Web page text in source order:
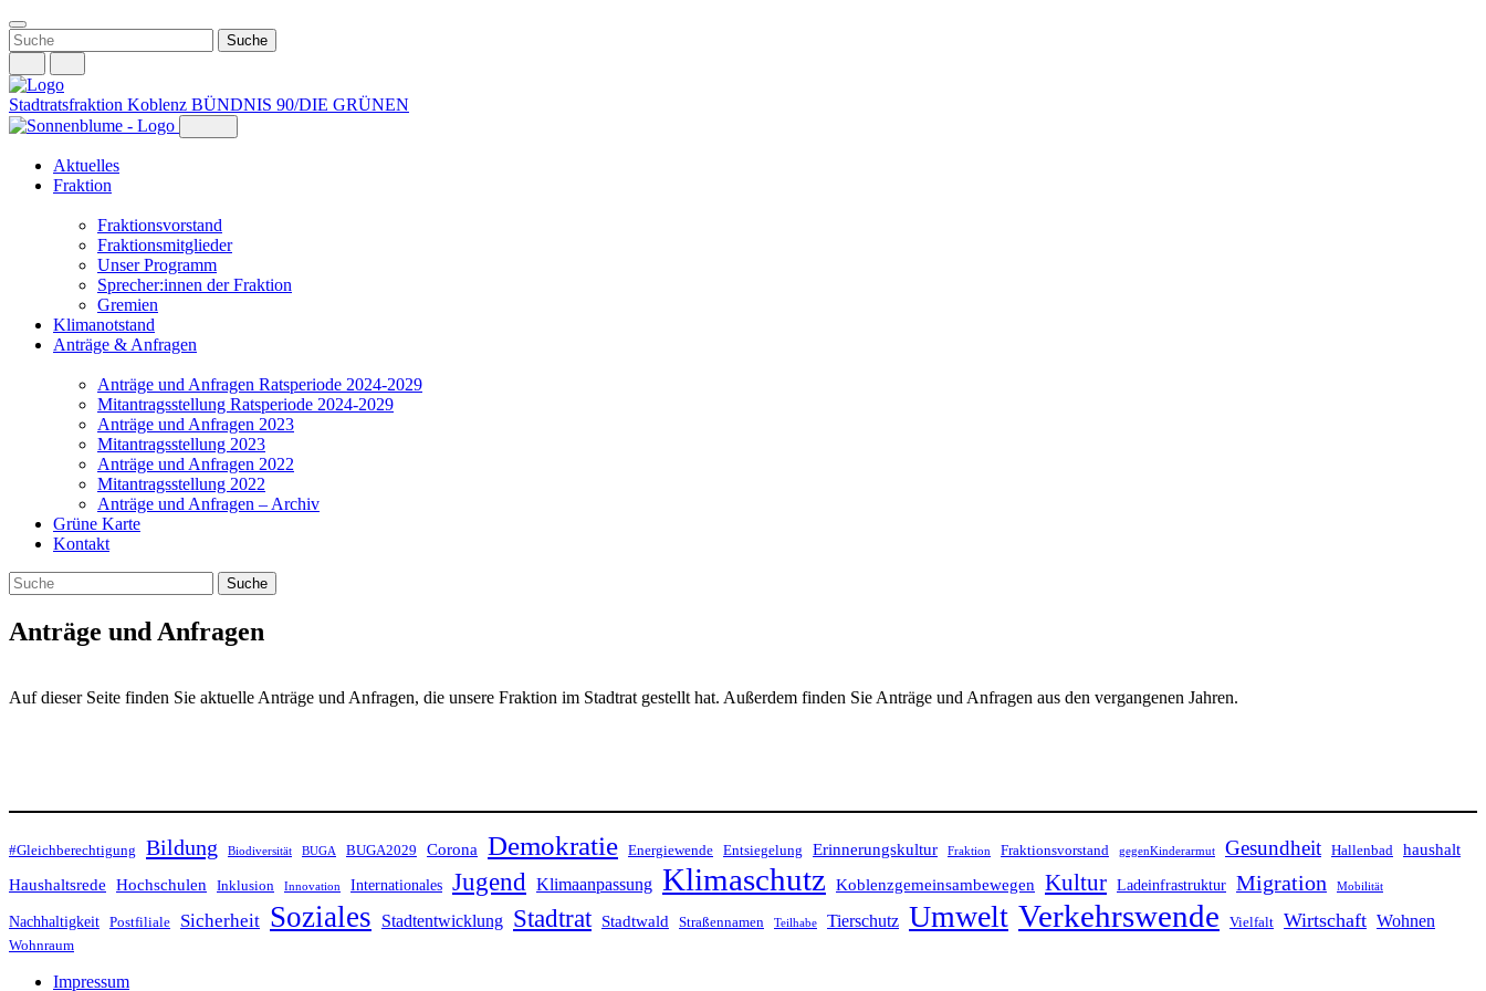
Weiter
zum
Inhalt
Stadtratsfraktion Koblenz BÜNDNIS 90/DIE GRÜNEN
Aktuelles
Fraktion
Fraktionsvorstand
Fraktionsmitglieder
Unser Programm
Sprecher:innen der Fraktion
Gremien
Klimanotstand
Anträge & Anfragen
Anträge und Anfragen Ratsperiode 2024-2029
Mitantragsstellung Ratsperiode 2024-2029
Anträge und Anfragen 2023
Mitantragsstellung 2023
Anträge und Anfragen 2022
Mitantragsstellung 2022
Anträge und Anfragen – Archiv
Grüne Karte
Kontakt
Anträge und Anfragen
Auf dieser Seite finden Sie aktuelle Anträge und Anfragen, die unsere Fraktion im Stadtrat gestellt hat. Außerdem finden Sie Anträge und Anfragen aus den vergangenen Jahren.
#Gleichberechtigung Bildung Biodiversität BUGA BUGA2029 Corona Demokratie Energiewende Entsiegelung Erinnerungskultur Fraktion Fraktionsvorstand gegenKinderarmut Gesundheit Hallenbad
haushalt
Haushaltsrede Hochschulen Inklusion Innovation Internationales Jugend Klimaanpassung Klimaschutz Koblenzgemeinsambewegen Kultur Ladeinfrastruktur Migration Mobilität
Nachhaltigkeit Postfiliale Sicherheit Soziales Stadtentwicklung Stadtrat Stadtwald Straßennamen Teilhabe Tierschutz Umwelt Verkehrswende Vielfalt Wirtschaft Wohnen
Wohnraum
Impressum